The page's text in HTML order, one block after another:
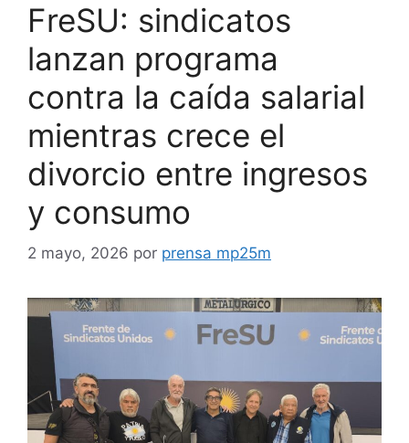
FreSU: sindicatos
lanzan programa
contra la caída salarial
mientras crece el
divorcio entre ingresos
y consumo
2 mayo, 2026 por prensa mp25m